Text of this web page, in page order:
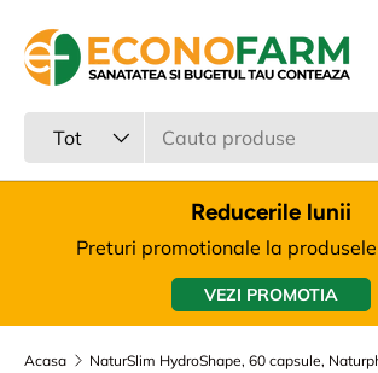
Sari la continut
Tot
Reducerile lunii
Preturi promotionale la
VEZI PROMOTIA
Acasa NaturSlim HydroShape, 60 capsule,